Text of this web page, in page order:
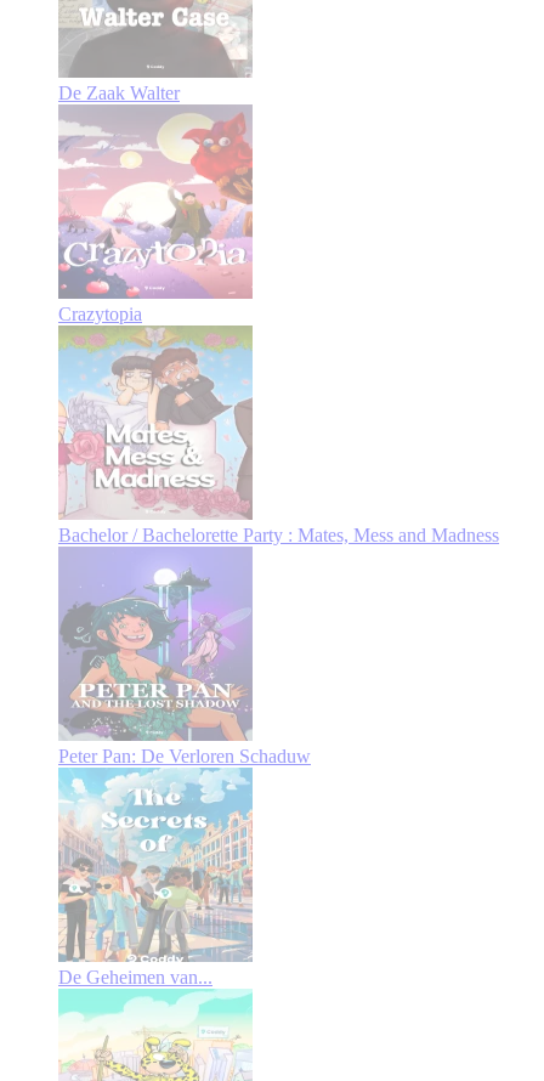
De Zaak Walter
Crazytopia
Bachelor / Bachelorette Party : Mates, Mess and Madness
Peter Pan: De Verloren Schaduw
De Geheimen van...